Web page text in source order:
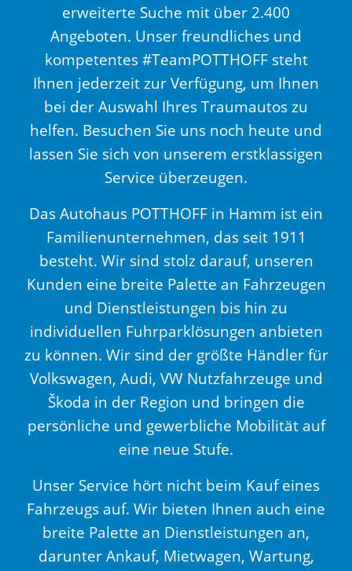
erweiterte Suche mit über 2.400
Angeboten. Unser freundliches und
kompetentes #TeamPOTTHOFF steht
Ihnen jederzeit zur Verfügung, um Ihnen
bei der Auswahl Ihres Traumautos zu
helfen. Besuchen Sie uns noch heute und
lassen Sie sich von unserem erstklassigen
Service überzeugen.
Das Autohaus POTTHOFF in Hamm ist ein
Familienunternehmen, das seit 1911
besteht. Wir sind stolz darauf, unseren
Kunden eine breite Palette an Fahrzeugen
und Dienstleistungen bis hin zu
individuellen Fuhrparklösungen anbieten
zu können. Wir sind der größte Händler für
Volkswagen, Audi, VW Nutzfahrzeuge und
Škoda in der Region und bringen die
persönliche und gewerbliche Mobilität auf
eine neue Stufe.
Unser Service hört nicht beim Kauf eines
Fahrzeugs auf. Wir bieten Ihnen auch eine
breite Palette an Dienstleistungen an,
darunter Ankauf, Mietwagen, Wartung,